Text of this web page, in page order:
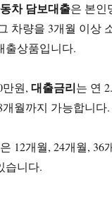
차 담보대출은 본인
차량을 3개월 이상
출상품입니다.
만원,대출금리는 연
개월까지 가능합니다.
12개월, 24개월, 36
습니다.